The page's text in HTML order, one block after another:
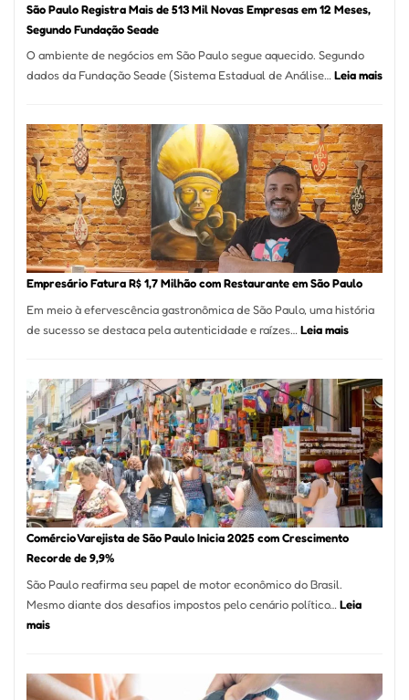
São Paulo Registra Mais de 513 Mil Novas Empresas em 12 Meses,
Segundo Fundação Seade
O ambiente de negócios em São Paulo segue aquecido. Segundo
dados da Fundação Seade (Sistema Estadual de Análise… Leia mais:
de
513
Mil
em
Empresário Fatura R$ 1,7 Milhão com Restaurante em São Paulo
Em meio à efervescência gastronômica de São Paulo, uma história
de sucesso se destaca pela autenticidade e raízes… Leia mais:
R$
Milhão
com
em
São
Paulo
Comércio Varejista de São Paulo Inicia 2025 com Crescimento
Recorde de 9,9%
São Paulo reafirma seu papel de motor econômico do Brasil.
Mesmo diante dos desafios impostos pelo cenário político… Leia
mais:
de